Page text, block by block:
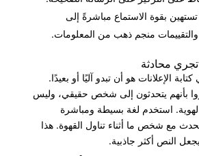
تستهين بقوة الاستماع مباشرةً إلى
منجم ذهب من المعلومات.
محادثة
الإعلانات هو أن تبدو آليًا أو بعيدًا.
بأنهم يتحدثون إلى شخص حقيقي، وليس
استخدم لغة بسيطة ومباشرة
مع شخص ما أثناء تناول القهوة. هذا
النص أكثر جاذبية.